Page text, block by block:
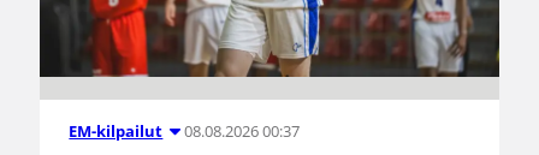
EM-kilpailut 08.08.2026 00:37